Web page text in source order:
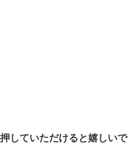
していただけると嬉しいで